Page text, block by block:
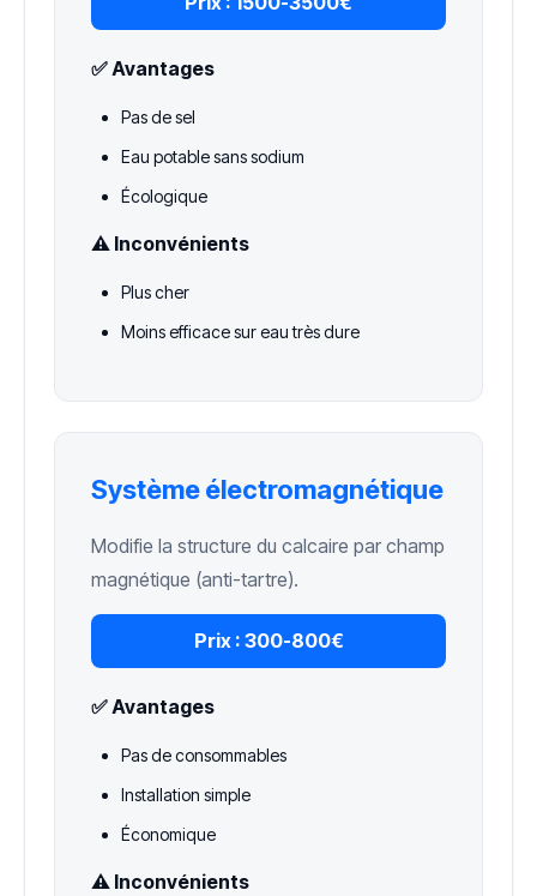
✅ Avantages
Pas de sel
Eau potable sans sodium
Écologique
⚠️ Inconvénients
Plus cher
Moins efficace sur eau très dure
Système électromagnétique
Modifie la structure du calcaire par champ
magnétique (anti-tartre).
Prix : 300-800€
✅ Avantages
Pas de consommables
Installation simple
Économique
⚠️ Inconvénients